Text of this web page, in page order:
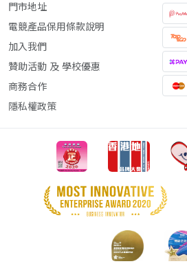
門市地址
電競產品保用條款說明
加入我們
贊助活動 及 學校優惠
商務合作
隱私權政策